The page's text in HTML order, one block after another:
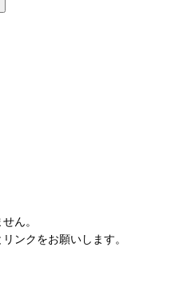
ん。
ンクをお願いします。